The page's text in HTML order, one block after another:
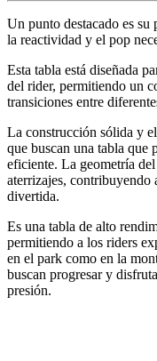
Un punto destacado es
la reactividad y el pop
Esta tabla está diseñada
del rider, permitiendo un
transiciones entre
La construcción sólida y
que buscan una tabla
eficiente. La geometría
aterrizajes,
divertida.
Es una tabla de alto
permitiendo a los riders
en el park como en la
buscan progresar y
presión.